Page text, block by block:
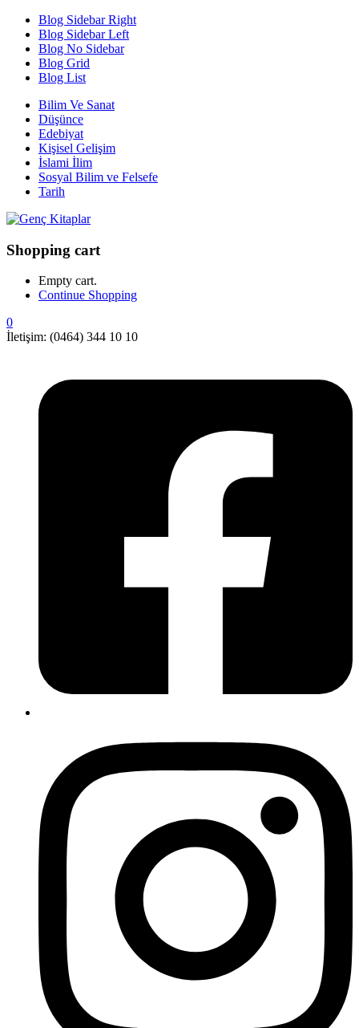
Blog Sidebar Right
Blog Sidebar Left
Blog No Sidebar
Blog Grid
Blog List
Bilim Ve Sanat
Düşünce
Edebiyat
Kişisel Gelişim
İslami İlim
Sosyal Bilim ve Felsefe
Tarih
Shopping cart
Empty cart.
Continue Shopping
0
İletişim: (0464) 344 10 10